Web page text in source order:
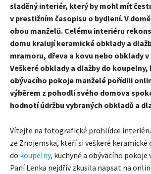
sladěný interiér, který by mohl mít
v prestižním časopisu o bydlení. V
obou manželů. Celému interiéru
domu kralují keramické obklady a
mramoru, dřeva a kovu nebo obklady
Veškeré obklady a dlažby do koupelny,
obývacího pokoje manželé pořídili
výběrem z pohodlí svého domova
hodnotí údržbu vybraných obkladů a
Vítejte na fotografické prohlídce
ze Znojemska, kteří si veškeré keramické
do koupelny, kuchyně a obývacího
Paní Lenka nejdřív zkusila napsat na